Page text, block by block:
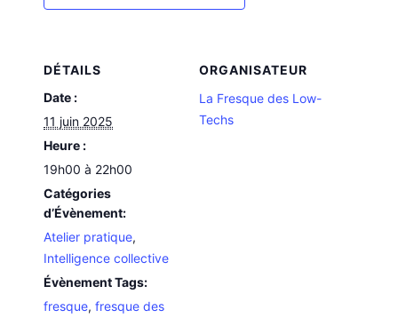
DÉTAILS
Date :
11 juin 2025
Heure :
19h00 à 22h00
Catégories
d’Évènement:
Atelier pratique,
Intelligence collective
Évènement Tags:
fresque,fresque des
ORGANISATEUR
La Fresque des Low-
Techs